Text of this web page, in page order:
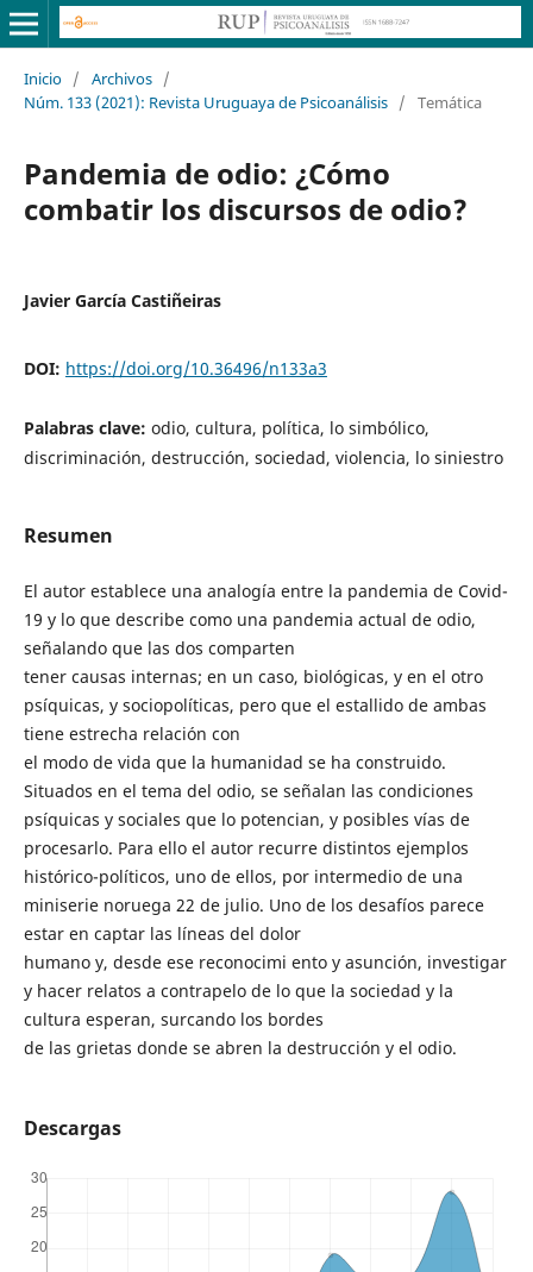
Inicio / Archivos /
Núm. 133 (2021): Revista Uruguaya de Psicoanálisis / Temática
Pandemia de odio: ¿Cómo
combatir los discursos de odio?
Javier García Castiñeiras
DOI: https://doi.org/10.36496/n133a3
Palabras clave: odio, cultura, política, lo simbólico,
discriminación, destrucción, sociedad, violencia, lo siniestro
Resumen
El autor establece una analogía entre la pandemia de Covid-
19 y lo que describe como una pandemia actual de odio,
señalando que las dos comparten
tener causas internas; en un caso, biológicas, y en el otro
psíquicas, y sociopolíticas, pero que el estallido de ambas
tiene estrecha relación con
el modo de vida que la humanidad se ha construido.
Situados en el tema del odio, se señalan las condiciones
psíquicas y sociales que lo potencian, y posibles vías de
procesarlo. Para ello el autor recurre distintos ejemplos
histórico-políticos, uno de ellos, por intermedio de una
miniserie noruega 22 de julio. Uno de los desafíos parece
estar en captar las líneas del dolor
humano y, desde ese reconocimi ento y asunción, investigar
y hacer relatos a contrapelo de lo que la sociedad y la
cultura esperan, surcando los bordes
de las grietas donde se abren la destrucción y el odio.
Descargas